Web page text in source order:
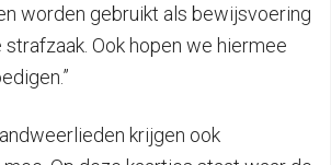
worden gebruikt als bewijsvoering
Ook hopen we hiermee
krijgen ook